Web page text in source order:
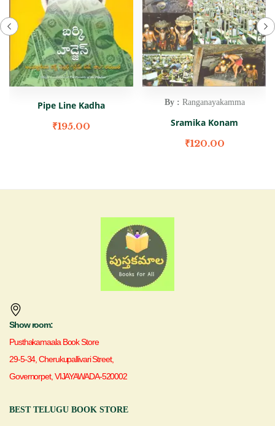
Pipe Line Kadha
₹195.00
By : Ranganayakamma
Sramika Konam
₹120.00
Show room:
Pusthakamaala Book Store
29-5-34, Cherukupallivari Street,
Governorpet, VIJAYAWADA-520002
BEST TELUGU BOOK STORE